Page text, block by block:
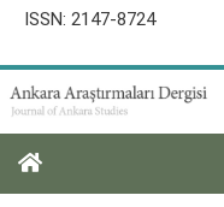
ISSN: 2147-8724